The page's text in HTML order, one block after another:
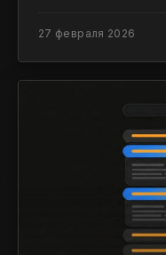
27 февраля 2026